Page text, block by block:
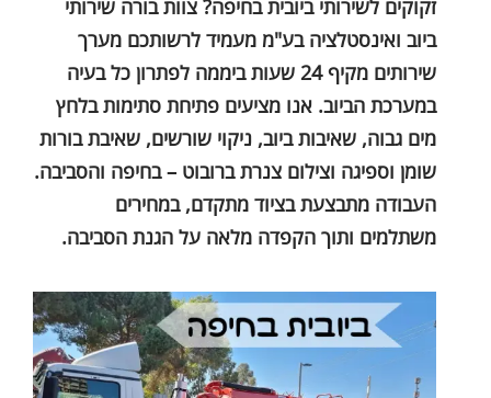
זקוקים לשירותי ביובית בחיפה? צוות בורה שירותי
ביוב ואינסטלציה בע"מ מעמיד לרשותכם מערך
שירותים מקיף 24 שעות ביממה לפתרון כל בעיה
במערכת הביוב. אנו מציעים פתיחת סתימות בלחץ
מים גבוה, שאיבות ביוב, ניקוי שורשים, שאיבת בורות
שומן וספיגה וצילום צנרת ברובוט – בחיפה והסביבה.
העבודה מתבצעת בציוד מתקדם, במחירים
משתלמים ותוך הקפדה מלאה על הגנת הסביבה.